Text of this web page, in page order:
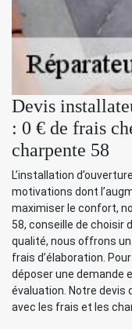
Devis
: 0 € de frais
charpente 58
L’installation
motivations dont
maximiser le confort,
58, conseille de choisir
qualité, nous offrons
frais d’élaboration.
déposer une demande
évaluation. Notre devis
avec les frais et les